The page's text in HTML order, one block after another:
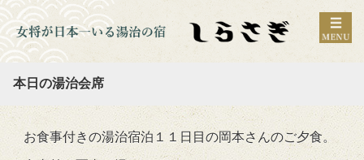
本日の湯治会席
お食事付きの湯治宿泊１１日目の岡本さんのご夕食。